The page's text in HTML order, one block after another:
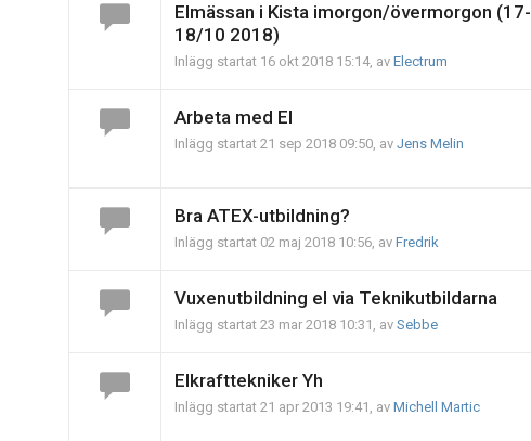
Elmässan i Kista imorgon/övermorgon (17-
18/10 2018)
Inlägg startat 16 okt 2018 15:14, avElectrum
Arbeta med El
Inlägg startat 21 sep 2018 09:50, avJens Melin
Bra ATEX-utbildning?
Inlägg startat 02 maj 2018 10:56, avFredrik
Vuxenutbildning el via Teknikutbildarna
Inlägg startat 23 mar 2018 10:31, avSebbe
Elkrafttekniker Yh
Inlägg startat 21 apr 2013 19:41, avMichell Martic